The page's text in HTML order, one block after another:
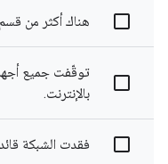
هناك أكثر من
توقّفت جميع
بالإنترنت.
فقدت الشبكة